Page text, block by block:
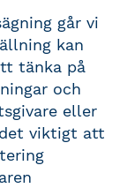
går vi
kan
tänka på
och
eller
viktigt att